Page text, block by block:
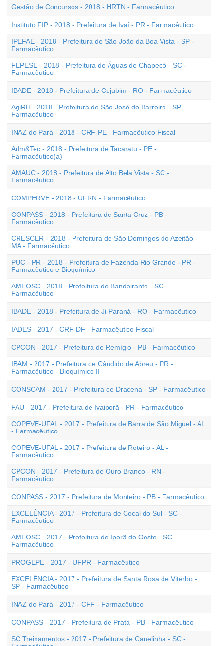
Gestão de Concursos - 2018 - HRTN - Farmacêutico
Instituto FIP - 2018 - Prefeitura de Ivaí - PR - Farmacêutico
IPEFAE - 2018 - Prefeitura de São João da Boa Vista - SP -
Farmacêutico
FEPESE - 2018 - Prefeitura de Águas de Chapecó - SC -
Farmacêutico
IBADE - 2018 - Prefeitura de Cujubim - RO - Farmacêutico
AgiRH - 2018 - Prefeitura de São José do Barreiro - SP -
Farmacêutico
INAZ do Pará - 2018 - CRF-PE - Farmacêutico Fiscal
Adm&Tec - 2018 - Prefeitura de Tacaratu - PE -
Farmacêutico(a)
AMAUC - 2018 - Prefeitura de Alto Bela Vista - SC -
Farmacêutico
COMPERVE - 2018 - UFRN - Farmacêutico
CONPASS - 2018 - Prefeitura de Santa Cruz - PB -
Farmacêutico
CRESCER - 2018 - Prefeitura de São Domingos do Azeitão -
MA - Farmacêutico
PUC - PR - 2018 - Prefeitura de Fazenda Rio Grande - PR -
Farmacêutico e Bioquímico
AMEOSC - 2018 - Prefeitura de Bandeirante - SC -
Farmacêutico
IBADE - 2018 - Prefeitura de Ji-Paraná - RO - Farmacêutico
IADES - 2017 - CRF-DF - Farmacêutico Fiscal
CPCON - 2017 - Prefeitura de Remígio - PB - Farmacêutico
IBAM - 2017 - Prefeitura de Cândido de Abreu - PR -
Farmacêutico - Bioquímico II
CONSCAM - 2017 - Prefeitura de Dracena - SP - Farmacêutico
FAU - 2017 - Prefeitura de Ivaiporã - PR - Farmacêutico
COPEVE-UFAL - 2017 - Prefeitura de Barra de São Miguel - AL
- Farmacêutico
COPEVE-UFAL - 2017 - Prefeitura de Roteiro - AL -
Farmacêutico
CPCON - 2017 - Prefeitura de Ouro Branco - RN -
Farmacêutico
CONPASS - 2017 - Prefeitura de Monteiro - PB - Farmacêutico
EXCELÊNCIA - 2017 - Prefeitura de Cocal do Sul - SC -
Farmacêutico
AMEOSC - 2017 - Prefeitura de Iporã do Oeste - SC -
Farmacêutico
PROGEPE - 2017 - UFPR - Farmacêutico
EXCELÊNCIA - 2017 - Prefeitura de Santa Rosa de Viterbo -
SP - Farmacêutico
INAZ do Pará - 2017 - CFF - Farmacêutico
CONPASS - 2017 - Prefeitura de Prata - PB - Farmacêutico
SC Treinamentos - 2017 - Prefeitura de Canelinha - SC -